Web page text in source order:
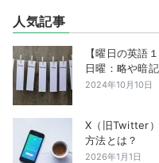
人気記事
【曜日の英語
日曜：略や暗
2024年10月10日
X（旧Twitter
方法とは？
2026年1月1日